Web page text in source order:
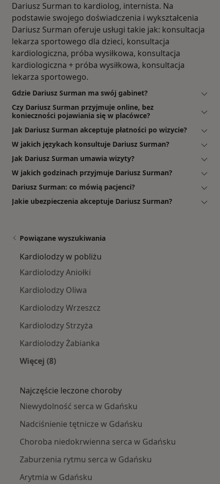
Dariusz Surman to kardiolog, internista. Na
podstawie swojego doświadczenia i wykształcenia
Dariusz Surman oferuje usługi takie jak: konsultacja
lekarza sportowego dla dzieci, konsultacja
kardiologiczna, próba wysiłkowa, konsultacja
kardiologiczna + próba wysiłkowa, konsultacja
lekarza sportowego.
Gdzie Dariusz Surman ma swój gabinet?
Czy Dariusz Surman przyjmuje online, bez
konieczności pojawiania się w placówce?
Jak Dariusz Surman akceptuje płatności po wizycie?
W jakich językach konsultuje Dariusz Surman?
Jak Dariusz Surman umawia wizyty?
W jakich godzinach przyjmuje Dariusz Surman?
Dariusz Surman: co mówią pacjenci?
Jakie ubezpieczenia akceptuje Dariusz Surman?
Powiązane wyszukiwania
Kardiolodzy w pobliżu
Kardiolodzy Aniołki
Kardiolodzy Oliwa
Kardiolodzy Wrzeszcz
Kardiolodzy Strzyża
Kardiolodzy Żabianka
Więcej (8)
Najczęście leczone choroby
Niewydolność serca w Gdańsku
Nadciśnienie tętnicze w Gdańsku
Choroba niedokrwienna serca w Gdańsku
Zaburzenia rytmu serca w Gdańsku
Arytmia w Gdańsku